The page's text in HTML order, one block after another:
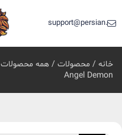
خانه / محصولات / همه محصولات
Angel Demon